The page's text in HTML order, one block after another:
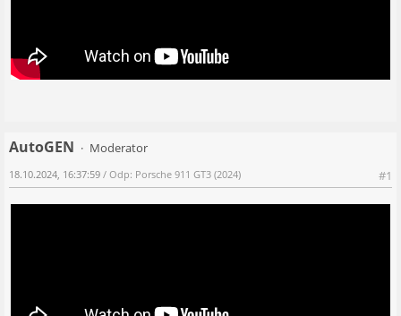
AutoGEN
Moderator
#1
18.10.2024, 16:37:59 / Odp: Porsche 911 GT3 (2024)